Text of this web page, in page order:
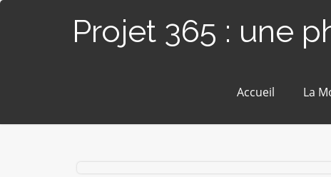
Projet 365 : une
Accueil La